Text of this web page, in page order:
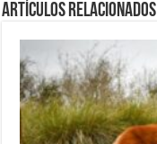
Artículos Relacionados